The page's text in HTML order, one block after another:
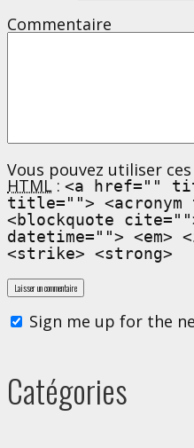
Commentaire
Vous pouvez utiliser
HTML : <a href=""
title="">
<blockquote
datetime=""> <em>
<strike> <strong>
Sign me up for the
Catégories